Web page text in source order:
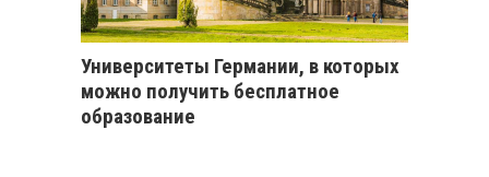
Университеты Германии, в которых
можно получить бесплатное
образование